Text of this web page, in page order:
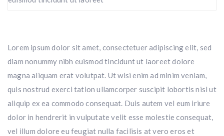
Lorem ipsum dolor sit amet, consectetuer adipiscing elit, sed
diam nonummy nibh euismod tincidunt ut laoreet dolore
magna aliquam erat volutpat. Ut wisi enim ad minim veniam,
quis nostrud exerci tation ullamcorper suscipit lobortis nisl ut
aliquip ex ea commodo consequat. Duis autem vel eum iriure
dolor in hendrerit in vulputate velit esse molestie consequat,
vel illum dolore eu feugiat nulla facilisis at vero eros et